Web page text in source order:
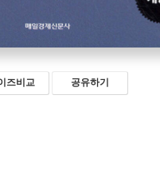
즈비교 공유하기